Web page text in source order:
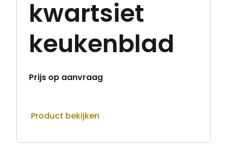
kwartsiet
keukenblad
Prijs op aanvraag
Product bekijken